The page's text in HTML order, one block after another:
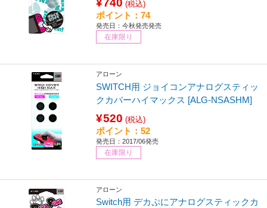
¥740 (税込)
ポイント：74
発売日：今秋発売発売
在庫限り
アローン
SWITCH用 ジョイコンアナログスティッ
クカバーハイマックス [ALG-NSASHM]
¥520 (税込)
ポイント：52
発売日：2017/06発売
在庫限り
アローン
Switch用 デカぷにアナログスティックカ